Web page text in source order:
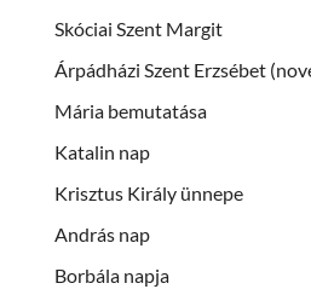
Skóciai Szent Margit
Árpádházi Szent Erzsébet
Mária bemutatása
Katalin nap
Krisztus Király ünnepe
András nap
Borbála napja